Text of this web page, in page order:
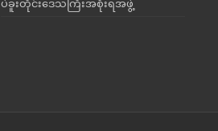
ပဲခူးတိုင်းဒေသကြီးအစိုးရအဖွဲ့